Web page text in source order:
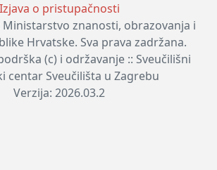
Izjava o pristupačnosti
Ministarstvo znanosti, obrazovanja i
Hrvatske. Sva prava zadržana.
(c) i održavanje :: Sveučilišni
centar Sveučilišta u Zagrebu
Verzija: 2026.03.2